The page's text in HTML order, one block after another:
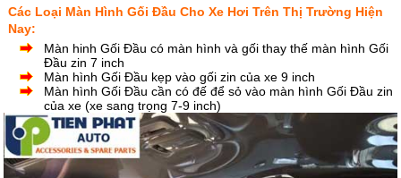
Các Loại Màn Hình Gối Đầu Cho Xe Hơi Trên Thị Trường Hiện
Nay:
Màn hinh Gối Đầu có màn hình và gối thay thế màn hình Gối
Đầu zin 7 inch
Màn hình Gối Đầu kẹp vào gối zin của xe 9 inch
Màn hình Gối Đầu cần có đế để sỏ vào màn hình Gối Đầu zin
của xe (xe sang trọng 7-9 inch)